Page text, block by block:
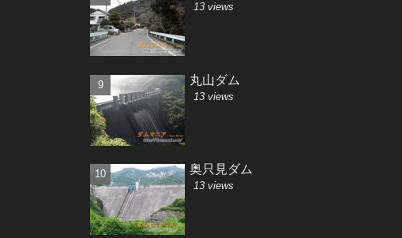
13 views
丸山ダム
13 views
奥只見ダム
13 views